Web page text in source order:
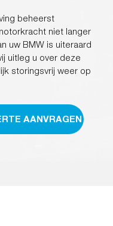
beheerst
niet langer
uw BMW is uiteraard
uitleg u over deze
storingsvrij weer op
AANVRAGEN